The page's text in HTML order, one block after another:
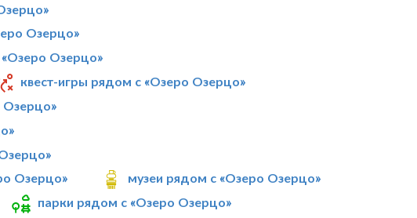
Озерцо»
«Озеро Озерцо»
квест-игры рядом с «Озеро Озерцо»
Озерцо»
Озерцо»
музеи рядом с «Озеро Озерцо»
парки рядом с «Озеро Озерцо»